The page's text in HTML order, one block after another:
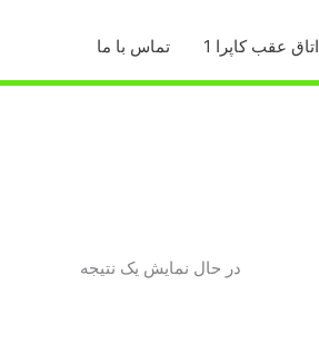
اتاق عقب کاپرا 1 تماس با ما
در حال نمایش یک نتیجه